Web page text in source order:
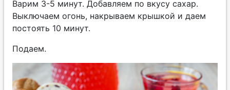
Варим 3-5 минут. Добавляем по вкусу сахар.
Выключаем огонь, накрываем крышкой и даем
постоять 10 минут.
Подаем.